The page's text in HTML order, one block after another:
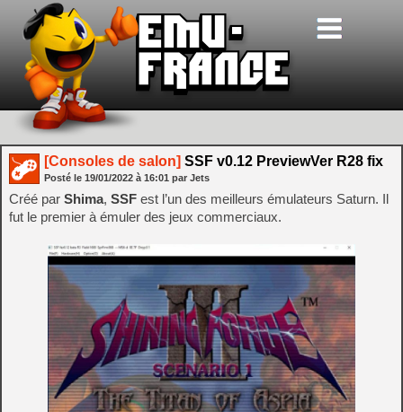
[Consoles de salon] SSF v0.12 PreviewVer R28 fix
Posté le 19/01/2022 à 16:01 par Jets
Créé par Shima, SSF est l’un des meilleurs émulateurs Saturn. Il
fut le premier à émuler des jeux commerciaux.